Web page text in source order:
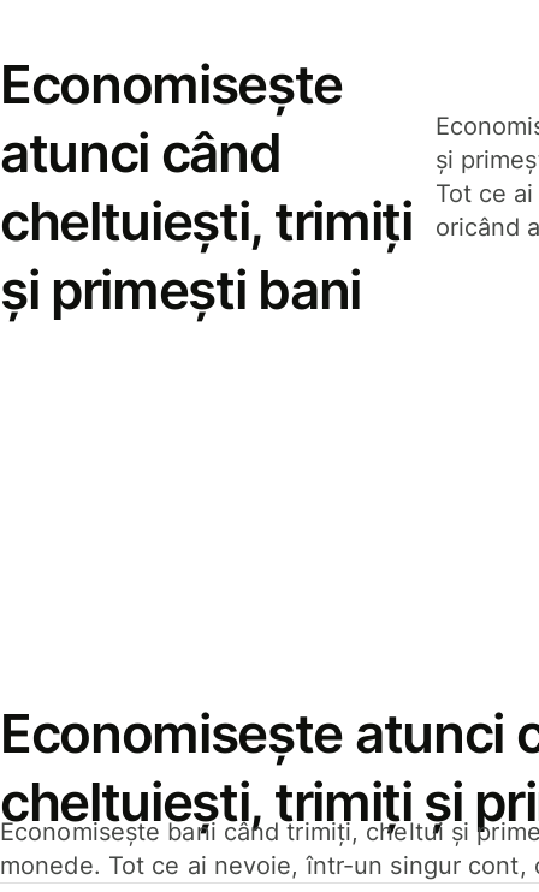
Economisește
atunci când
cheltuiești, trimiți
și primești bani
și
Tot ce
oricând
Economisește atunci
cheltuiești, trimiți și
Economisește bani când trimiți, cheltui și
monede. Tot ce ai nevoie, într-un singur cont,